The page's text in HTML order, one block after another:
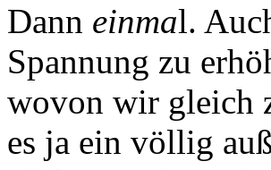
Dann einmal.
Spannung zu
wovon wir gleich
es ja ein völlig